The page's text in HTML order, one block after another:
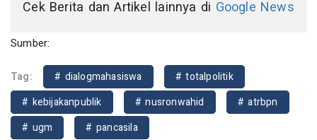
Cek Berita dan Artikel lainnya di Google News
Sumber:
Tag: # dialogmahasiswa
# totalpolitik
# kebijakanpublik
# nusronwahid
# atrbpn
# ugm
# pancasila